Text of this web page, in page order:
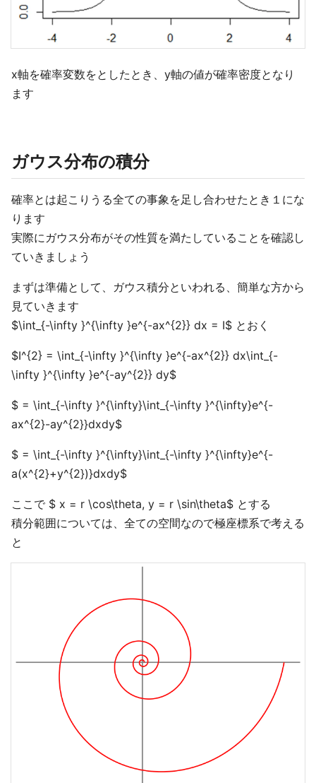
x軸を確率変数をとしたとき、y軸の値が確率密度となり
ます
ガウス分布の積分
確率とは起こりうる全ての事象を足し合わせたとき１にな
ります
実際にガウス分布がその性質を満たしていることを確認し
ていきましょう
まずは準備として、ガウス積分といわれる、簡単な方から
見ていきます
$\int_{-\infty }^{\infty }e^{-ax^{2}} dx = I$ とおく
$I^{2} = \int_{-\infty }^{\infty }e^{-ax^{2}} dx\int_{-
\infty }^{\infty }e^{-ay^{2}} dy$
$ = \int_{-\infty }^{\infty}\int_{-\infty }^{\infty}e^{-
ax^{2}-ay^{2}}dxdy$
$ = \int_{-\infty }^{\infty}\int_{-\infty }^{\infty}e^{-
a(x^{2}+y^{2})}dxdy$
ここで $ x = r \cos\theta, y = r \sin\theta$ とする
積分範囲については、全ての空間なので極座標系で考える
と